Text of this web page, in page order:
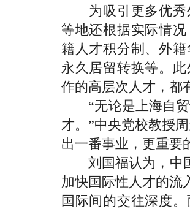
为吸引更多优秀
等地还根据实际情
籍人才积分制、外
永久居留转换等。
作的高层次人才，都
“无论是上海自贸
才。”中央党校教授
出一番事业，更重要
刘国福认为，中国
加快国际性人才的流
国际间的交往深度